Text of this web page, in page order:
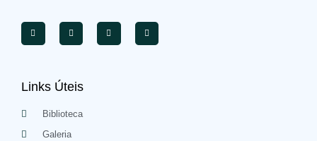
Links Úteis
Biblioteca
Galeria